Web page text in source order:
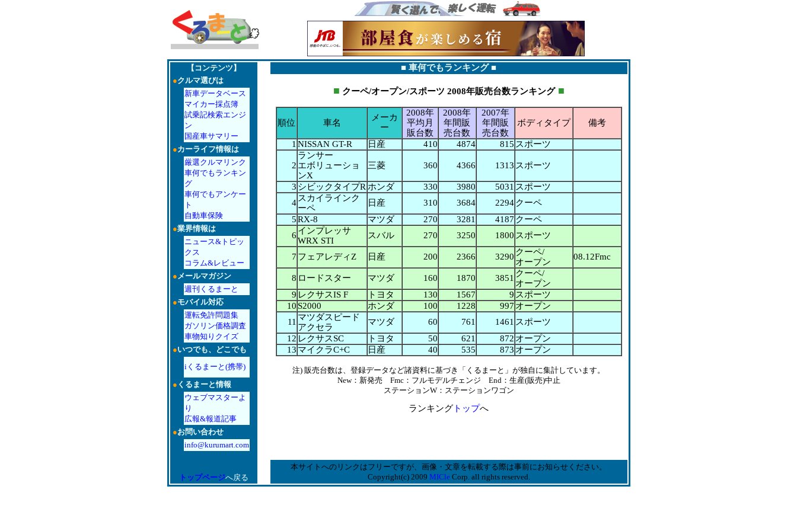
【コンテンツ】
●クルマ選びは
新車データベース
マイカー採点簿
試乗記検索エンジ
ン
国産車サマリー
●カーライフ情報は
厳選クルマリンク
車何でもランキン
グ
車何でもアンケー
ト
自動車保険
●業界情報は
ニュース&トピッ
クス
コラム&レビュー
●メールマガジン
週刊くるまーと
●モバイル対応
運転免許問題集
ガソリン価格調査
車物知りクイズ
●いつでも、どこでも
iくるまーと(携帯)
● くるまーと情報
ウェブマスターよ
り
広報&報道記事
●お問い合わせ
info@kurumart.com
トップページへ戻る
■ 車何でもランキング ■
■ クーペ/オープン/スポーツ 2008年販売台数ランキング■
順位 車名
メーカ
ー
2008年
平均月
販台数
2008年
年間販
売台数
2007年
年間販
売台数
ボディタイプ 備考
1 NISSAN GT-R 日産 410 4874 815 スポーツ
2
ランサー
エボリューショ
ンX
三菱 360 4366 1313 スポーツ
3 シビックタイプR ホンダ 330 3980 5031 スポーツ
4 スカイラインク
ーペ
日産 310 3684 2294 クーペ
5RX-8 マツダ 270 3281 4187 クーペ
6 インプレッサ
WRX STI
スバル 270 3250 1800 スポーツ
7 フェアレディZ 日産 200 2366 3290 クーペ/
オープン
08.12Fmc
8 ロードスター マツダ 160 1870 3851 クーペ/
オープン
9 レクサスIS F トヨタ 130 1567 9 スポーツ
10 S2000 ホンダ 100 1228 997 オープン
11 マツダスピード
アクセラ
マツダ 60 761 1461 スポーツ
12 レクサスSC トヨタ 50 621 872 オープン
13 マイクラC+C 日産 40 535 873 オープン
注) 販売台数は、登録データなど諸資料に基づき「くるまーと」が独自に集計しています。
New：新発売 Fmc：フルモデルチェンジ End：生産(販売)中止
ステーションW：ステーションワゴン
ランキング トップへ
本サイトへのリンクはフリーですが、画像・文章を転載する際は事前にお知らせください。
Copyright(c) 2009 MICle Corp. all rights reserved.